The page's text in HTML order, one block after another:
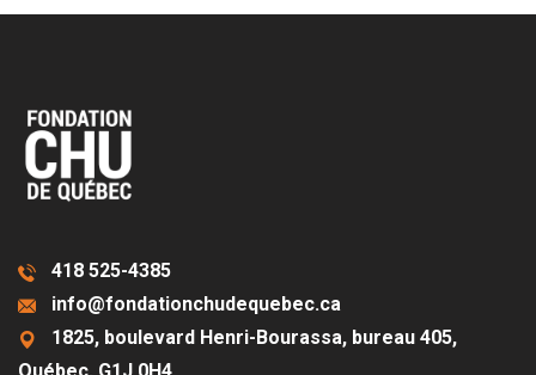
418 525-4385
info@fondationchudequebec.ca
1825, boulevard Henri-Bourassa, bureau 405,